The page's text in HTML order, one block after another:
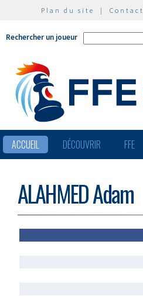
Plan du site | Contact
Rechercher un joueur
ACCUEIL DÉCOUVRIR FFE
ALAHMED Adam